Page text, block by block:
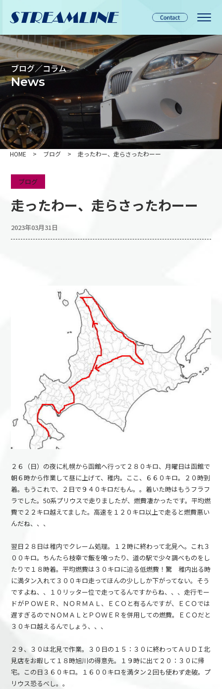
ブログ／コラム
News
HOME > ブログ > 走ったわー、走らさったわーー
ブログ
走ったわー、走らさったわーー
2023年03月31日
２６（日）の夜に札幌から函館へ行って２８０キロ、月曜日は函館で
朝６時から作業して昼に上げて、稚内。ここ、６６０キロ。２０時到
着。もうこれで、２日で９４０キロだもん。。着いた時はもうフラフ
ラでした。50系プリウスで走りましたが、燃費凄かったです。平均燃
費で２２キロ越えてました。高速を１２０キロ以上で走ると燃費悪い
んだね、、、
翌日２８日は稚内でクレーム処理。１２時に終わって北見へ。これ３
００キロ。ちんたら枝幸で飯を喰ったり、道の駅で少々調べものをし
たりで１８時着。平均燃費は３０キロに迫る低燃費！驚 稚内出る時
に満タン入れて３００キロ走ってほんの少ししか下がってない。そう
ですよね、、１０リッター位で走ってるんですからね、、、走行モー
ドがＰＯＷＥＲ、ＮＯＲＭＡＬ、ＥＣＯと有るんですが、ＥＣＯでは
遅すぎるのでＮＯＭＡＬとＰＯＷＥＲを併用しての燃費。ＥＣＯだと
３０キロ越えるんでしょう、、、
２９、３０は北見で作業。３０日の１５：３０に終わってＡＵＤＩ北
見店をお暇して１８時旭川の得意先。１９時に出て２０：３０に帰
宅。この日３６０キロ。１６００キロを満タン２回も使わず走破。プ
リウス恐るべし。。